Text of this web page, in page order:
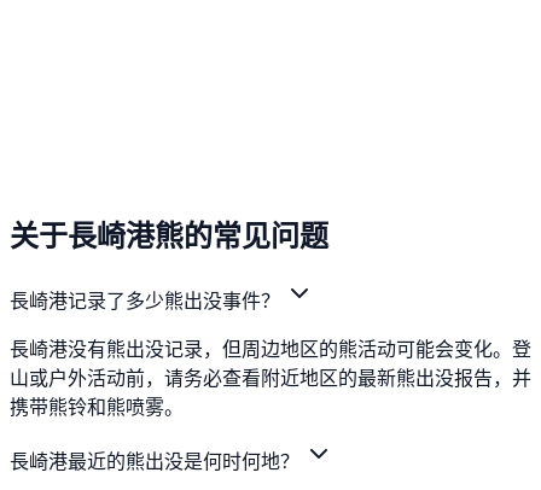
关于長崎港熊的常见问题
長崎港记录了多少熊出没事件？
長崎港没有熊出没记录，但周边地区的熊活动可能会变化。登
山或户外活动前，请务必查看附近地区的最新熊出没报告，并
携带熊铃和熊喷雾。
長崎港最近的熊出没是何时何地？